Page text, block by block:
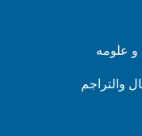
و علومه
والتراجم